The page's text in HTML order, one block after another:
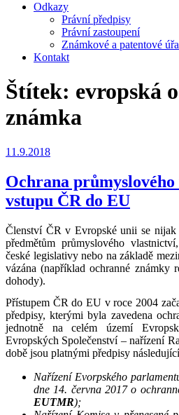
Odkazy
Právní předpisy
Právní zastoupení
Známkové a patentové
Kontakt
Štítek: evropská
známka
Publikováno
11.9.2018
Ochrana
vstupu ČR do EU
Členství ČR v Evropské unii se
předmětům průmyslového
české legislativy nebo na základě
vázána (například ochranné známky
dohody).
Přístupem ČR do EU v roce 2004
předpisy, kterými byla zavedena
jednotně na celém území
Evropských Společenství – nařízení
době jsou platnými předpisy
Nařízení Evorpského
dne 14. června 2017 o
EUTMR);